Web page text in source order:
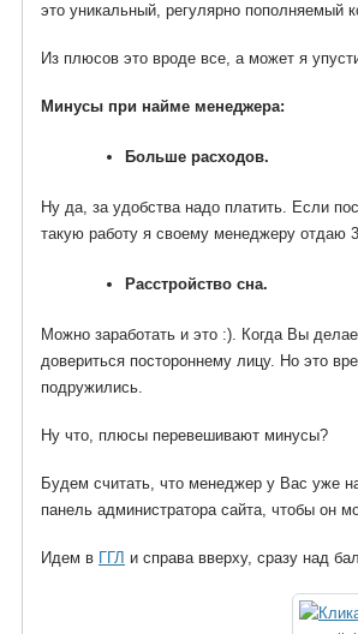
это уникальный, регулярно пополняемый
Из плюсов это вроде все, а может я
Минусы при найме менеджера:
Больше расходов.
Ну да, за удобства надо платить. Если
такую работу я своему менеджеру отдаю
Расстройство сна.
Можно заработать и это :). Когда Вы
довериться постороннему лицу. Но это
подружились.
Ну что, плюсы перевешивают минусы?
Будем считать, что менеджер у Вас уже
панель администратора сайта, чтобы он
Идем в ГГЛ и справа вверху, сразу над